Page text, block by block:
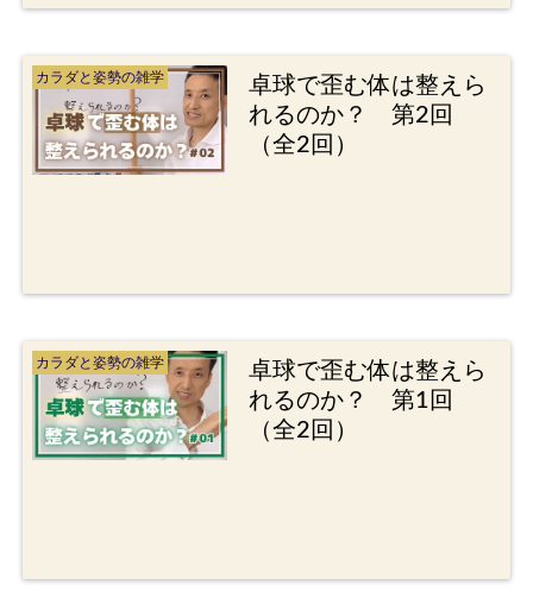
カラダと姿勢の雑学
卓球で歪む体は整えら
れるのか？ 第2回
（全2回）
カラダと姿勢の雑学
卓球で歪む体は整えら
れるのか？ 第1回
（全2回）